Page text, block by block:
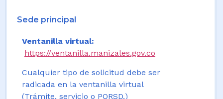
Sede principal
Ventanilla virtual:
https://ventanilla.manizales.gov.co
Cualquier tipo de solicitud debe ser
radicada en la ventanilla virtual
(Trámite, servicio o PQRSD.)